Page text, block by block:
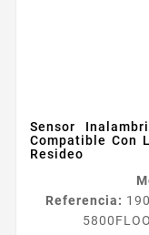
Sensor
Compatible Con
Resideo
Referencia: